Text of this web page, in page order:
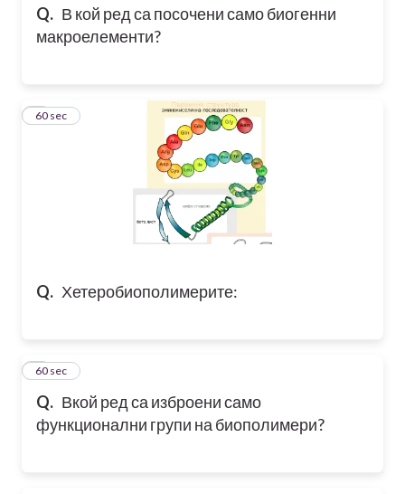
Q. В кой ред са посочени само биогенни
макроелементи?
Q. Хетеробиополимерите:
260 sec
Q. Вкой ред са изброени само
функционални групи на биополимери?
360 sec